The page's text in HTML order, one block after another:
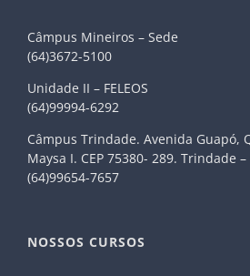
Câmpus Mineiros – Sede
(64)3672-5100
Unidade II – FELEOS
(64)99994-6292
Câmpus Trindade. Avenida Guapó,
Maysa I. CEP 75380- 289. Trindade –
(64)99654-7657
NOSSOS CURSOS